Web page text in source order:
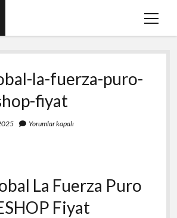
menüyü
Hilesi Bedava
Silme
la-fuerza-puro-
fiyat
Yorumlar kapalı
La Fuerza Puro
Fiyat